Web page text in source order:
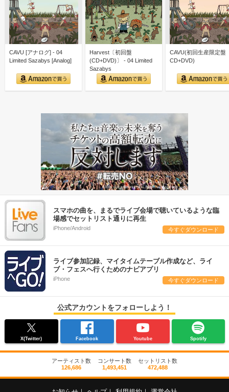
CAVU [アナログ] - 04
Limited Sazabys [Analog]
Harvest〔初回盤
(CD+DVD)〕 - 04 Limited
Sazabys
CAVU(初回生産限定盤
CD+DVD)
スマホの曲を、まるでライブ会場で聴いているような臨
場感でセットリスト通りに再生
iPhone/Android 今すぐダウンロード
ライブ参加記録、マイタイムテーブル作成など、ライ
ブ・フェスへ行くためのナビアプリ
iPhone 今すぐダウンロード
公式アカウントをフォローしよう！
X(Twitter) Facebook Youtube Spotify
アーティスト数
126,686
コンサート数
1,493,451
セットリスト数
472,488